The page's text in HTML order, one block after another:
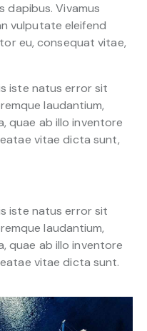
dapibus. Vivamus
vulputate eleifend
eu, consequat vitae,
iste natus error sit
laudantium,
quae ab illo inventore
vitae dicta sunt,
iste natus error sit
laudantium,
quae ab illo inventore
vitae dicta sunt.